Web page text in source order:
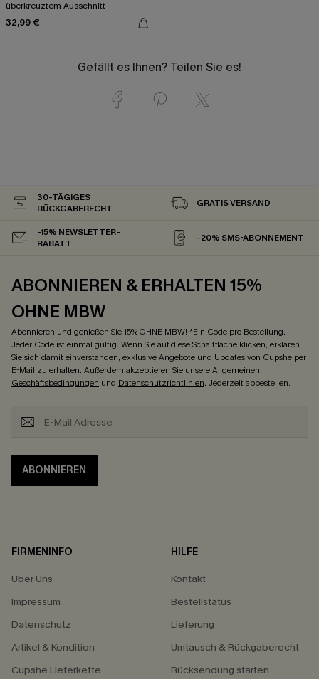
überkreuztem Ausschnitt
32,99 €
Gefällt es Ihnen? Teilen Sie es!
30-TÄGIGES
RÜCKGABERECHT
GRATIS VERSAND
-15% NEWSLETTER-
RABATT
-20% SMS-ABONNEMENT
ABONNIEREN & ERHALTEN 15%
OHNE MBW
Abonnieren und genießen Sie 15% OHNE MBW! *Ein Code pro Bestellung.
Jeder Code ist einmal gültig. Wenn Sie auf diese Schaltfläche klicken, erklären
Sie sich damit einverstanden, exklusive Angebote und Updates von Cupshe per
E-Mail zu erhalten. Außerdem akzeptieren Sie unsereAllgemeinen
Geschäftsbedingungen und Datenschutzrichtlinien. Jederzeit abbestellen.
ABONNIEREN
FIRMENINFO
Über Uns
Impressum
Datenschutz
Artikel & Kondition
Cupshe Lieferkette
HILFE
Kontakt
Bestellstatus
Lieferung
Umtausch & Rückgaberecht
Rücksendung starten